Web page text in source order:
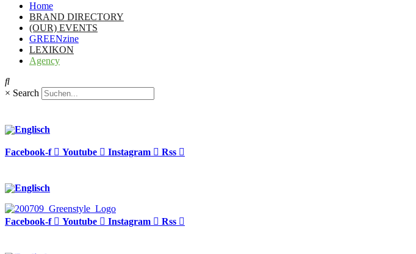
Home
BRAND DIRECTORY
(OUR) EVENTS
GREENzine
LEXIKON
Agency
× Search
Facebook-f Youtube Instagram Rss
Facebook-f Youtube Instagram Rss